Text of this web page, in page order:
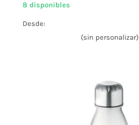
8 disponibles
Desde:
(sin personalizar)